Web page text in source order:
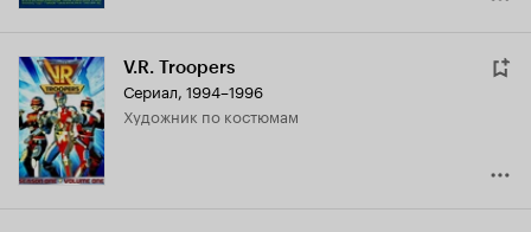
V.R. Troopers
Сериал, 1994–1996
Художник по костюмам